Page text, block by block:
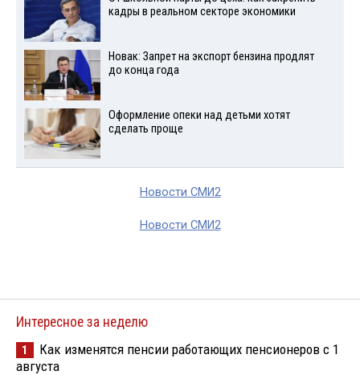
кадры в реальном секторе экономики
Новак: Запрет на экспорт бензина продлят
до конца года
Оформление опеки над детьми хотят
сделать проще
Новости СМИ2
Новости СМИ2
Интересное за неделю
1
Как изменятся пенсии работающих пенсионеров с 1
августа